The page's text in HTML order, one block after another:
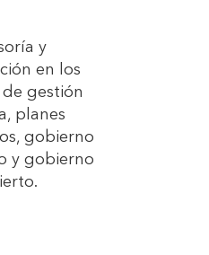
y
en los
de gestión
planes
gobierno
y gobierno